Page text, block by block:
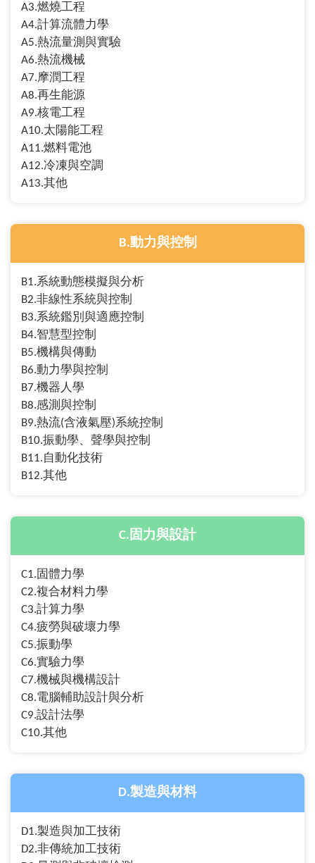
A3.燃燒工程
A4.計算流體力學
A5.熱流量測與實驗
A6.熱流機械
A7.摩潤工程
A8.再生能源
A9.核電工程
A10.太陽能工程
A11.燃料電池
A12.冷凍與空調
A13.其他
B.動力與控制
B1.系統動態模擬與分析
B2.非線性系統與控制
B3.系統鑑別與適應控制
B4.智慧型控制
B5.機構與傳動
B6.動力學與控制
B7.機器人學
B8.感測與控制
B9.熱流(含液氣壓)系統控制
B10.振動學、聲學與控制
B11.自動化技術
B12.其他
C.固力與設計
C1.固體力學
C2.複合材料力學
C3.計算力學
C4.疲勞與破壞力學
C5.振動學
C6.實驗力學
C7.機械與機構設計
C8.電腦輔助設計與分析
C9.設計法學
C10.其他
D.製造與材料
D1.製造與加工技術
D2.非傳統加工技術